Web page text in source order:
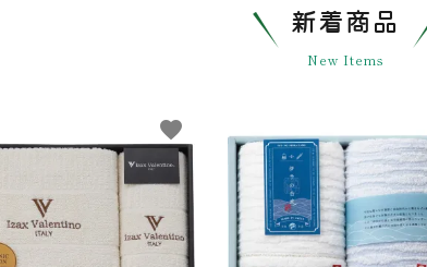
新着商品
New Items
favorite